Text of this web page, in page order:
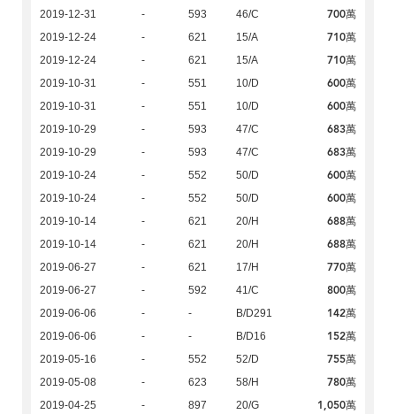
2019-12-31 - 593 46/C 700萬
2019-12-24 - 621 15/A 710萬
2019-12-24 - 621 15/A 710萬
2019-10-31 - 551 10/D 600萬
2019-10-31 - 551 10/D 600萬
2019-10-29 - 593 47/C 683萬
2019-10-29 - 593 47/C 683萬
2019-10-24 - 552 50/D 600萬
2019-10-24 - 552 50/D 600萬
2019-10-14 - 621 20/H 688萬
2019-10-14 - 621 20/H 688萬
2019-06-27 - 621 17/H 770萬
2019-06-27 - 592 41/C 800萬
2019-06-06 - - B/D291 142萬
2019-06-06 - - B/D16 152萬
2019-05-16 - 552 52/D 755萬
2019-05-08 - 623 58/H 780萬
2019-04-25 - 897 20/G 1,050萬